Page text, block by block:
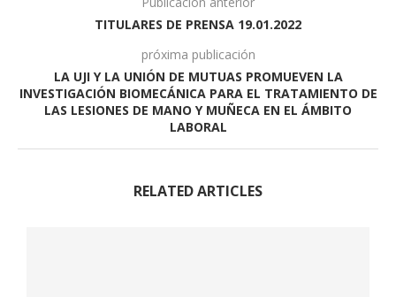
TITULARES DE PRENSA 19.01.2022
próxima publicación
LA UJI Y LA UNIÓN DE MUTUAS PROMUEVEN LA
INVESTIGACIÓN BIOMECÁNICA PARA EL TRATAMIENTO DE
LAS LESIONES DE MANO Y MUÑECA EN EL ÁMBITO
LABORAL
RELATED ARTICLES